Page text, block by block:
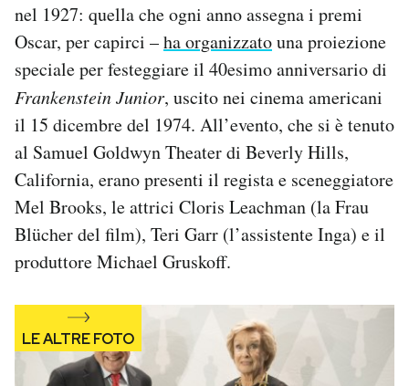
CALENDARIO
AREA PERSONALE
Area Personale
Newsletter
Notifiche mobile
Hai bisogno di aiuto?
Esci
nel 1927: quella che ogni anno assegna i premi
Oscar, per capirci –ha organizzatouna proiezione
speciale per festeggiare il 40esimo anniversario di
Frankenstein Junior, uscito nei cinema americani
il 15 dicembre del 1974. All’evento, che si è tenuto
al Samuel Goldwyn Theater di Beverly Hills,
California, erano presenti il regista e sceneggiatore
Mel Brooks, le attrici Cloris Leachman (la Frau
Blücher del film), Teri Garr (l’assistente Inga) e il
produttore Michael Gruskoff.